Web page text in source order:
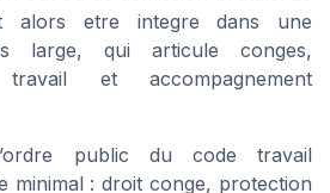
alors etre integre dans une
large, qui articule conges,
et accompagnement
public du code travail
minimal : droit conge, protection